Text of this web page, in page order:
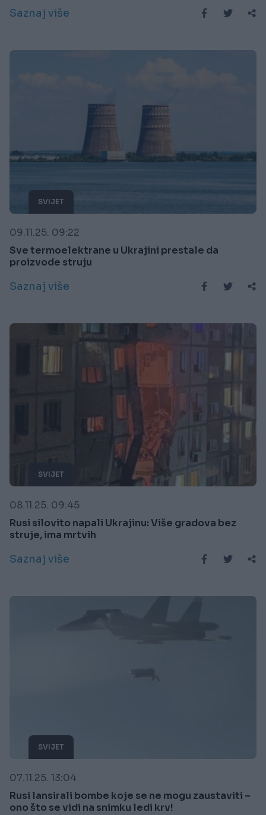
Saznaj više
SVIJET
09.11.25. 09:22
Sve termoelektrane u Ukrajini prestale da
proizvode struju
Saznaj više
SVIJET
08.11.25. 09:45
Rusi silovito napali Ukrajinu: Više gradova bez
struje, ima mrtvih
Saznaj više
SVIJET
07.11.25. 13:04
Rusi lansirali bombe koje se ne mogu zaustaviti –
ono što se vidi na snimku ledi krv!